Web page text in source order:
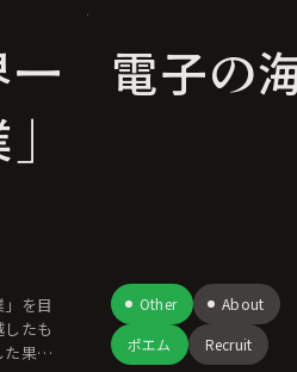
察し
」を目
たも
果て
電子の
Other
About
ポエム
Recruit